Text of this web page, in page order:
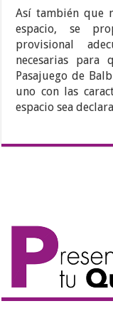
Así también que
espacio, se
provisional
necesarias para
Pasajuego de
uno con las
espacio sea